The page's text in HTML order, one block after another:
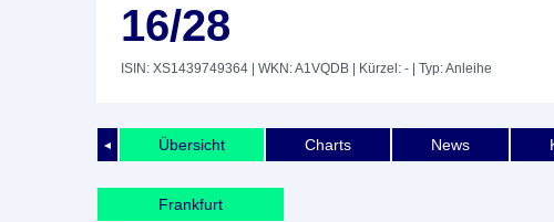
16/28
ISIN: XS1439749364 | WKN: A1VQDB | Kürzel: - | Typ: Anleihe
◄ Übersicht Charts News
Frankfurt